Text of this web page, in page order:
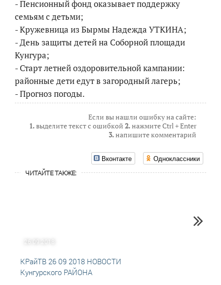
- Пенсионный фонд оказывает поддержку
семьям с детьми;
- Кружевница из Бырмы Надежда УТКИНА;
- День защиты детей на Соборной площади
Кунгура;
- Старт летней оздоровительной кампании:
районные дети едут в загородный лагерь;
- Прогноз погоды.
Если вы нашли ошибку на сайте:
1.выделите текст с ошибкой 2.нажмите Ctrl + Enter
3.напишите комментарий
Вконтакте Одноклассники
ЧИТАЙТЕ ТАКЖЕ:
26.09.2018
КРайТВ 26 09 2018 НОВОСТИ
Кунгурского РАЙОНА